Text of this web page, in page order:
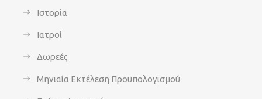
Ιστορία
Ιατροί
Δωρεές
Μηνιαία Εκτέλεση Προϋπολογισμού